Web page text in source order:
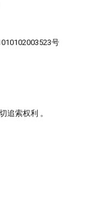
号
追索权利 。